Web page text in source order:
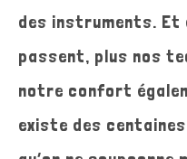
des instruments. Et
passent, plus nos
notre confort
existe des